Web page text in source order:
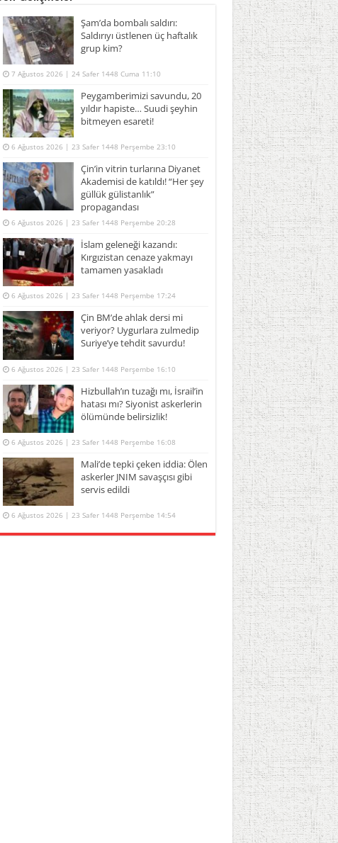
Şam’da bombalı saldırı:
Saldırıyı üstlenen üç haftalık
grup kim?
7 Ağustos 2026 | 24 Safer 1448 Cuma 11:10
Peygamberimizi savundu, 20
yıldır hapiste… Suudi şeyhin
bitmeyen esareti!
6 Ağustos 2026 | 23 Safer 1448 Perşembe 23:10
Çin’in vitrin turlarına Diyanet
Akademisi de katıldı! “Her şey
güllük gülistanlık”
propagandası
6 Ağustos 2026 | 23 Safer 1448 Perşembe 20:28
İslam geleneği kazandı:
Kırgızistan cenaze yakmayı
tamamen yasakladı
6 Ağustos 2026 | 23 Safer 1448 Perşembe 17:24
Çin BM’de ahlak dersi mi
veriyor? Uygurlara zulmedip
Suriye’ye tehdit savurdu!
6 Ağustos 2026 | 23 Safer 1448 Perşembe 16:10
Hizbullah’ın tuzağı mı, İsrail’in
hatası mı? Siyonist askerlerin
ölümünde belirsizlik!
6 Ağustos 2026 | 23 Safer 1448 Perşembe 16:08
Mali’de tepki çeken iddia: Ölen
askerler JNIM savaşçısı gibi
servis edildi
6 Ağustos 2026 | 23 Safer 1448 Perşembe 14:54